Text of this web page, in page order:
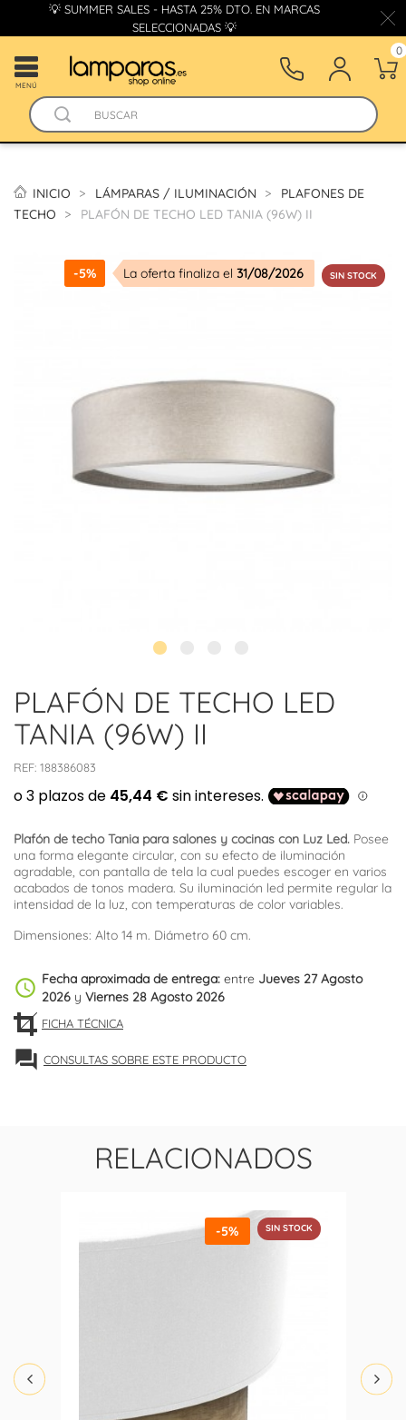
💡 SUMMER SALES - HASTA 25% DTO. EN MARCAS
SELECCIONADAS 💡
MENÚ
0
INICIO LÁMPARAS / ILUMINACIÓN
PLAFONES DE
TECHO
PLAFÓN DE TECHO LED TANIA (96W) II
-5% La oferta finaliza el 31/08/2026 SIN STOCK
PLAFÓN DE TECHO LED
TANIA (96W) II
REF: 188386083
Plafón de techo Tania para salones y cocinas con Luz Led. Posee
una forma elegante circular, con su efecto de iluminación
agradable, con pantalla de tela la cual puedes escoger en varios
acabados de tonos madera. Su iluminación led permite regular la
intensidad de la luz, con temperaturas de color variables.
Dimensiones: Alto 14 m. Diámetro 60 cm.
schedule Fecha aproximada de entrega: entre Jueves 27 Agosto
2026 y Viernes 28 Agosto 2026
FICHA TÉCNICA
forum CONSULTAS SOBRE ESTE PRODUCTO
RELACIONADOS
-5% SIN STOCK